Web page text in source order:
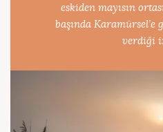
eskiden mayısın
başında
verdiği